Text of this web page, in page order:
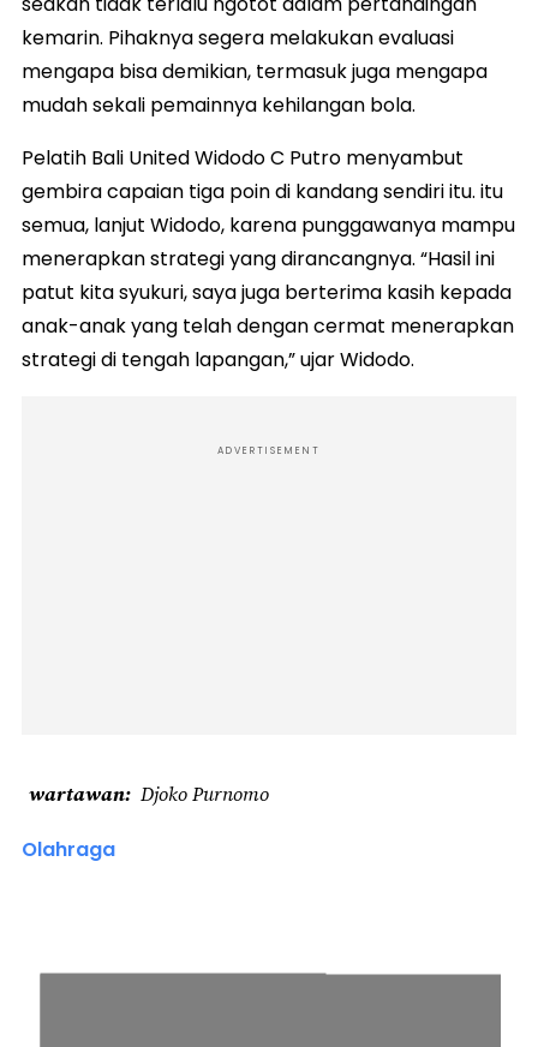
kemarin. Pihaknya segera melakukan evaluasi
mengapa bisa demikian, termasuk juga mengapa
mudah sekali pemainnya kehilangan bola.
Pelatih Bali United Widodo C Putro menyambut
gembira capaian tiga poin di kandang sendiri itu. itu
semua, lanjut Widodo, karena punggawanya mampu
menerapkan strategi yang dirancangnya. “Hasil ini
patut kita syukuri, saya juga berterima kasih kepada
anak-anak yang telah dengan cermat menerapkan
strategi di tengah lapangan,” ujar Widodo.
ADVERTISEMENT
wartawan Djoko Purnomo
Olahraga